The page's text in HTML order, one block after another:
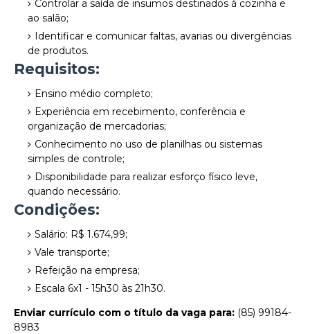
Controlar a saída de insumos destinados à cozinha e
ao salão;
Identificar e comunicar faltas, avarias ou divergências
de produtos.
Requisitos:
Ensino médio completo;
Experiência em recebimento, conferência e
organização de mercadorias;
Conhecimento no uso de planilhas ou sistemas
simples de controle;
Disponibilidade para realizar esforço físico leve,
quando necessário.
Condições:
Salário: R$ 1.674,99;
Vale transporte;
Refeição na empresa;
Escala 6x1 - 15h30 às 21h30.
Enviar currículo com o título da vaga para: (85) 99184-
8983